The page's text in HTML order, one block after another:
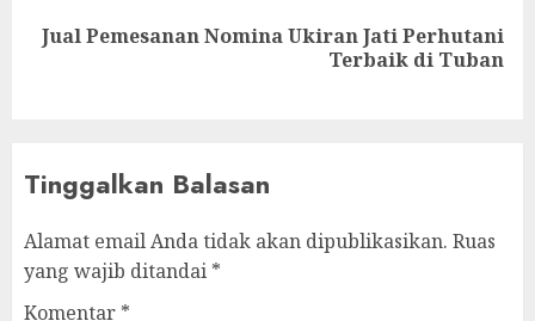
Jual Pemesanan Nomina Ukiran Jati Perhutani
Terbaik di Tuban
Tinggalkan Balasan
Alamat email Anda tidak akan dipublikasikan. Ruas
yang wajib ditandai *
Komentar *